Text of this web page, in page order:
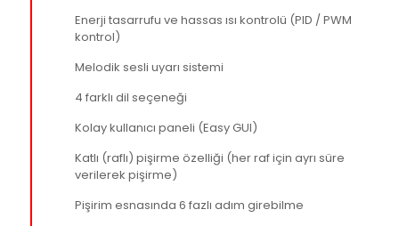
Enerji tasarrufu ve hassas ısı kontrolü (PID / PWM
kontrol)
Melodik sesli uyarı sistemi
4 farklı dil seçeneği
Kolay kullanıcı paneli (Easy GUI)
Katlı (raflı) pişirme özelliği (her raf için ayrı süre
verilerek pişirme)
Pişirim esnasında 6 fazlı adım girebilme